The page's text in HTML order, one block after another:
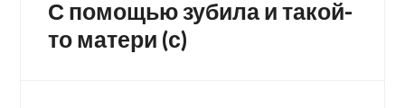
по
Предыдущая
С помощью зубила и такой-
то матери (с)